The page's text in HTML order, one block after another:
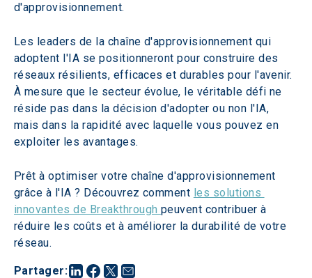
Partager:
d'approvisionnement.
Les leaders de la chaîne d'approvisionnement qui
adoptent l'IA se positionneront pour construire des
réseaux résilients, efficaces et durables pour l'avenir.
À mesure que le secteur évolue, le véritable défi ne
réside pas dans la décision d'adopter ou non l'IA,
mais dans la rapidité avec laquelle vous pouvez en
exploiter les avantages.
Prêt à optimiser votre chaîne d'approvisionnement
grâce à l'IA ? Découvrez comment les solutions
innovantes de Breakthrough peuvent contribuer à
réduire les coûts et à améliorer la durabilité de votre
réseau.